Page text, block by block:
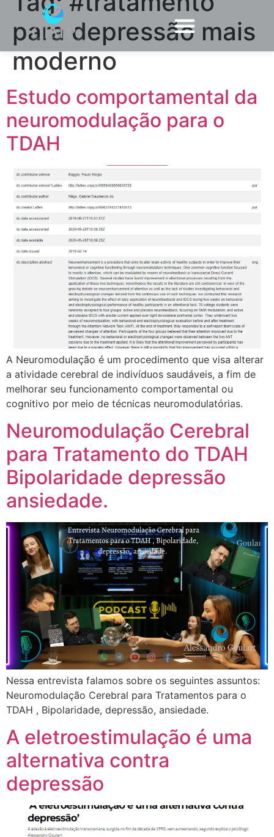
para depressão mais
moderno
Estudo comportamental da
neuromodulação para o
TDAH
A Neuromodulação é um procedimento que visa alterar
a atividade cerebral de indivíduos saudáveis, a fim de
melhorar seu funcionamento comportamental ou
cognitivo por meio de técnicas neuromodulatórias.
Neuromodulação Cerebral
para Tratamento do TDAH
Bipolaridade depressão
ansiedade.
Nessa entrevista falamos sobre os seguintes assuntos:
Neuromodulação Cerebral para Tratamentos para o
TDAH , Bipolaridade, depressão, ansiedade.
A eletroestimulação é uma
alternativa contra
depressão